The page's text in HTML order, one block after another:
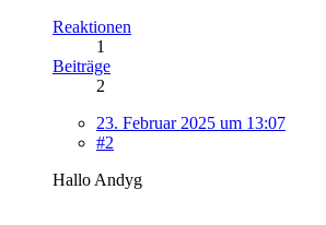
Reaktionen
1
Beiträge
2
23. Februar 2025 um 13:07
#2
Hallo Andyg